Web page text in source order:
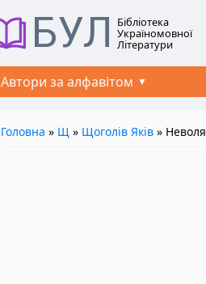
БУЛ Бібліотека
Україномовної
Літератури
Автори за алфавітом
Головна » Щ » Щоголів Яків » Неволя